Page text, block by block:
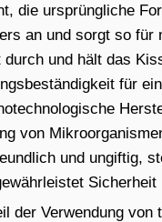
die ursprüngliche
an und sorgt so
durch und hält das
für
von
und ungiftig,
Sicherheit
der Verwendung